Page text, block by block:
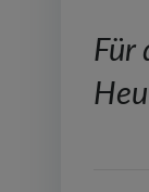
Für